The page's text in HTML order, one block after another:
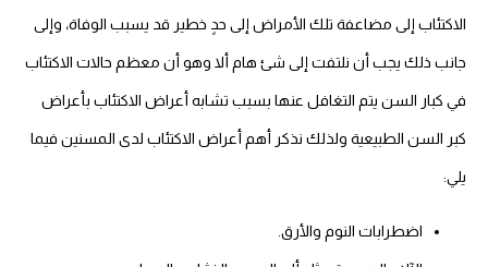
الاكتئاب إلى مضاعفة تلك الأمراض إلى حدٍ خطير قد يسبب الوفاة، وإلى
جانب ذلك يجب أن نلتفت إلى شئ هام ألا وهو أن معظم حالات الاكتئاب
في كبار السن يتم التغافل عنها بسبب تشابه أعراض الاكتئاب بأعراض
كبر السن الطبيعية ولذلك نذكر أهم أعراض الاكتئاب لدى المسنين فيما
يلي:
اضطرابات النوم والأرق.